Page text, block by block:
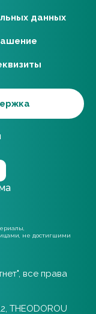
не достигшими
данных
все права
THEODOROU